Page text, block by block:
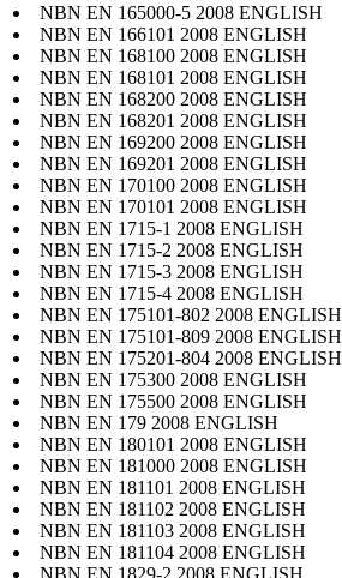
NBN EN 165000-5 2008 ENGLISH
NBN EN 166101 2008 ENGLISH
NBN EN 168100 2008 ENGLISH
NBN EN 168101 2008 ENGLISH
NBN EN 168200 2008 ENGLISH
NBN EN 168201 2008 ENGLISH
NBN EN 169200 2008 ENGLISH
NBN EN 169201 2008 ENGLISH
NBN EN 170100 2008 ENGLISH
NBN EN 170101 2008 ENGLISH
NBN EN 1715-1 2008 ENGLISH
NBN EN 1715-2 2008 ENGLISH
NBN EN 1715-3 2008 ENGLISH
NBN EN 1715-4 2008 ENGLISH
NBN EN 175101-802 2008 ENGLISH
NBN EN 175101-809 2008 ENGLISH
NBN EN 175201-804 2008 ENGLISH
NBN EN 175300 2008 ENGLISH
NBN EN 175500 2008 ENGLISH
NBN EN 179 2008 ENGLISH
NBN EN 180101 2008 ENGLISH
NBN EN 181000 2008 ENGLISH
NBN EN 181101 2008 ENGLISH
NBN EN 181102 2008 ENGLISH
NBN EN 181103 2008 ENGLISH
NBN EN 181104 2008 ENGLISH
NBN EN 1829-2 2008 ENGLISH